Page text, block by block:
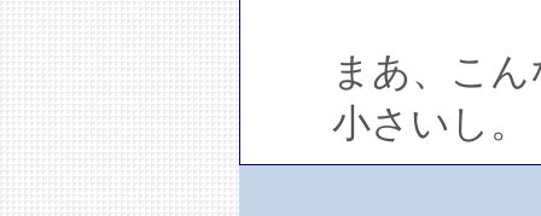
まあ、こん
小さいし。